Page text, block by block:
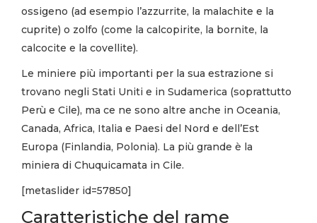
ossigeno (ad esempio l’azzurrite, la malachite e la
cuprite) o zolfo (come la calcopirite, la bornite, la
calcocite e la covellite).
Le miniere più importanti per la sua estrazione si
trovano negli Stati Uniti e in Sudamerica (soprattutto
Perù e Cile), ma ce ne sono altre anche in Oceania,
Canada, Africa, Italia e Paesi del Nord e dell’Est
Europa (Finlandia, Polonia). La più grande è la
miniera di Chuquicamata in Cile.
[metaslider id=57850]
Caratteristiche del rame